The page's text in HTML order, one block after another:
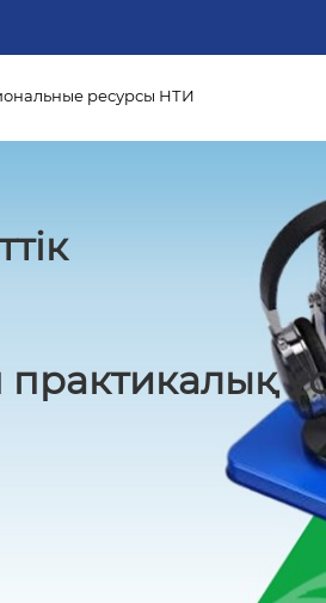
ресурсы НТИ